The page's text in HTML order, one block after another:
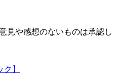
や感想のないものは承認し
】